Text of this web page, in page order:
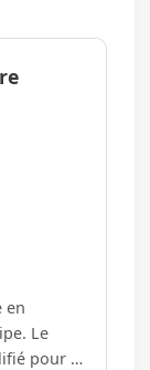
en
Le
pour la